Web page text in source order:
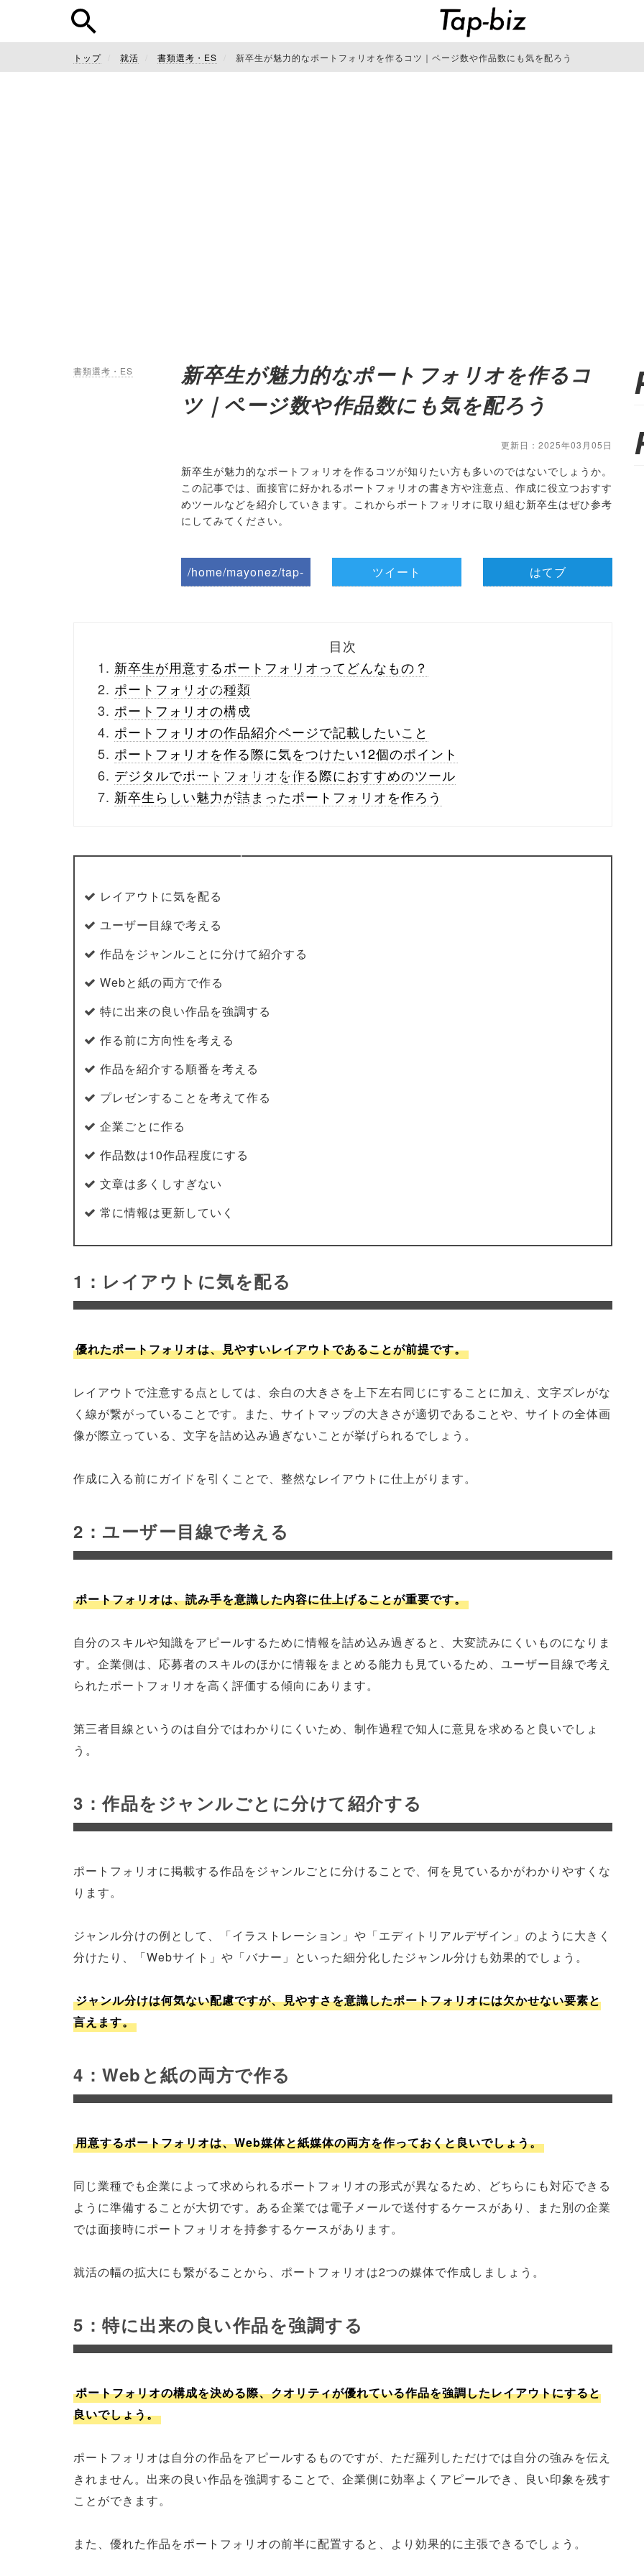
トップ 就活 書類選考・ES 新卒生が魅力的なポートフォリオを作るコツ｜ページ数や作品数にも気を配ろう
書類選考・ES
新卒生が魅力的なポートフォリオを作るコ
ツ｜ページ数や作品数にも気を配ろう
更新日：2025年03月05日
新卒生が魅力的なポートフォリオを作るコツが知りたい方も多いのではないでしょうか。
この記事では、面接官に好かれるポートフォリオの書き方や注意点、作成に役立つおすす
めツールなどを紹介していきます。これからポートフォリオに取り組む新卒生はぜひ参考
にしてみてください。
/home/mayonez/tap-
buttons.php on line
/1133263"
onclick="window.open
(this.href, 'Gwindow',
'width=550,
menubar=no,
toolbar=no,
scrollbars=yes');
return false;"> シェア
ツイート はてブ
目次
新卒生が用意するポートフォリオってどんなもの？
ポートフォリオの種類
ポートフォリオの構成
ポートフォリオの作品紹介ページで記載したいこと
ポートフォリオを作る際に気をつけたい12個のポイント
デジタルでポートフォリオを作る際におすすめのツール
新卒生らしい魅力が詰まったポートフォリオを作ろう
レイアウトに気を配る
ユーザー目線で考える
作品をジャンルことに分けて紹介する
Webと紙の両方で作る
特に出来の良い作品を強調する
作る前に方向性を考える
作品を紹介する順番を考える
プレゼンすることを考えて作る
企業ごとに作る
作品数は10作品程度にする
文章は多くしすぎない
常に情報は更新していく
1：レイアウトに気を配る
優れたポートフォリオは、見やすいレイアウトであることが前提です。
レイアウトで注意する点としては、余白の大きさを上下左右同じにすることに加え、文字ズレがな
く線が繋がっていることです。また、サイトマップの大きさが適切であることや、サイトの全体画
像が際立っている、文字を詰め込み過ぎないことが挙げられるでしょう。
作成に入る前にガイドを引くことで、整然なレイアウトに仕上がります。
2：ユーザー目線で考える
ポートフォリオは、読み手を意識した内容に仕上げることが重要です。
自分のスキルや知識をアピールするために情報を詰め込み過ぎると、大変読みにくいものになりま
す。企業側は、応募者のスキルのほかに情報をまとめる能力も見ているため、ユーザー目線で考え
られたポートフォリオを高く評価する傾向にあります。
第三者目線というのは自分ではわかりにくいため、制作過程で知人に意見を求めると良いでしょ
う。
3：作品をジャンルごとに分けて紹介する
ポートフォリオに掲載する作品をジャンルごとに分けることで、何を見ているかがわかりやすくな
ります。
ジャンル分けの例として、「イラストレーション」や「エディトリアルデザイン」のように大きく
分けたり、「Webサイト」や「バナー」といった細分化したジャンル分けも効果的でしょう。
ジャンル分けは何気ない配慮ですが、見やすさを意識したポートフォリオには欠かせない要素と
言えます。
4：Webと紙の両方で作る
用意するポートフォリオは、Web媒体と紙媒体の両方を作っておくと良いでしょう。
同じ業種でも企業によって求められるポートフォリオの形式が異なるため、どちらにも対応できる
ように準備することが大切です。ある企業では電子メールで送付するケースがあり、また別の企業
では面接時にポートフォリオを持参するケースがあります。
就活の幅の拡大にも繋がることから、ポートフォリオは2つの媒体で作成しましょう。
5：特に出来の良い作品を強調する
ポートフォリオの構成を決める際、クオリティが優れている作品を強調したレイアウトにすると
良いでしょう。
ポートフォリオは自分の作品をアピールするものですが、ただ羅列しただけでは自分の強みを伝え
きれません。出来の良い作品を強調することで、企業側に効率よくアピールでき、良い印象を残す
ことができます。
また、優れた作品をポートフォリオの前半に配置すると、より効果的に主張できるでしょう。